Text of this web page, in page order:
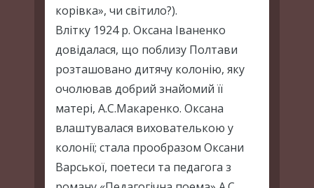
корівка», чи світило?).
Влітку 1924 р. Оксана Іваненко
довідалася, що поблизу Полтави
розташовано дитячу колонію, яку
очолював добрий знайомий її
матері, А.С.Макаренко. Оксана
влаштувалася вихователькою у
колонії; стала прообразом Оксани
Варської, поетеси та педагога з